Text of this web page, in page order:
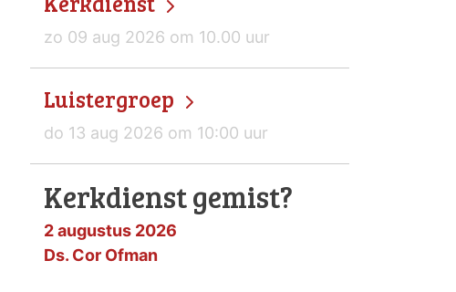
zo 09 aug 2026 om 10.00 uur
Luistergroep
do 13 aug 2026 om 10:00 uur
Kerkdienst gemist?
2 augustus 2026
Ds. Cor Ofman